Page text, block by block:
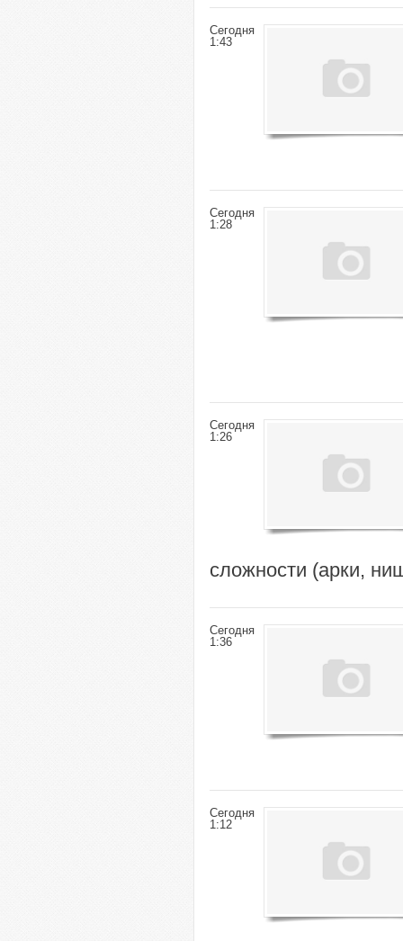
Сегодня
1:43
Сегодня
1:28
Сегодня
1:26
сложности (арки,
Сегодня
1:36
Сегодня
1:12